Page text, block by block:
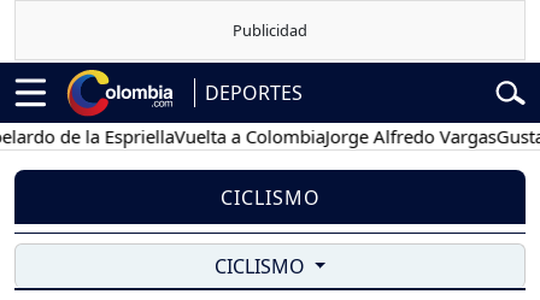
DEPORTES
de la EspriellaVuelta a ColombiaJorge Alfredo VargasGustavo
CICLISMO
CICLISMO